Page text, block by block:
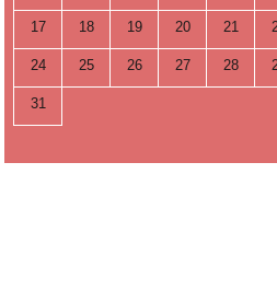
17 18 19 20 21
24 25 26 27 28
31